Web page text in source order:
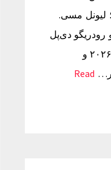
لیونل مسی.
و رودریگو دی‌پل
پس از حضور در جام جهانی ۲۰۲۶ و
Read